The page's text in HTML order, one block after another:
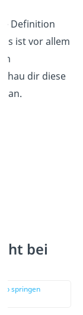
Definition
ist vor allem
dir diese
an.
bei
springen